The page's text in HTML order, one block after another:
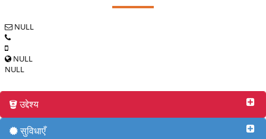
NULL
NULL
NULL
उद्देश्य
सुविधाएँ